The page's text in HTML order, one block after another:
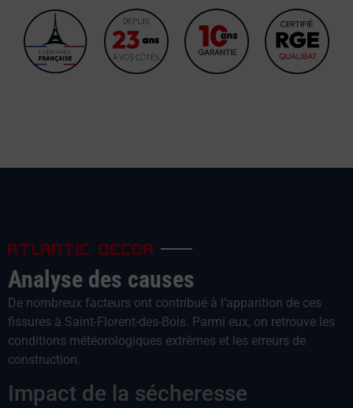
ATLANTIC DECOR
Analyse des causes
De nombreux facteurs ont contribué à l’apparition de ces
fissures à Saint-Florent-des-Bois. Parmi eux, on retrouve les
conditions météorologiques extrêmes et les erreurs de
construction.
Impact de la sécheresse